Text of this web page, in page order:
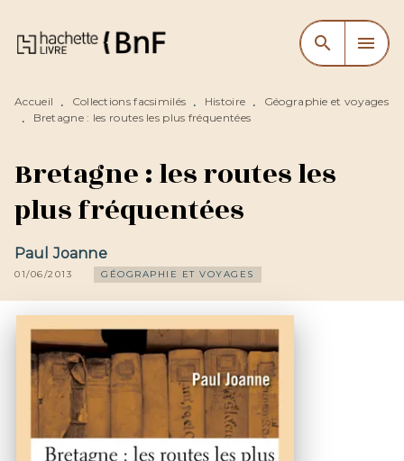
MENU RECHERCHE
CONTENU
search menu
Accueil • Collections facsimilés • Histoire •
Géographie et voyages
•
Bretagne : les routes les plus fréquentées
Bretagne : les routes les
plus fréquentées
Paul Joanne
01/06/2013 GÉOGRAPHIE ET VOYAGES